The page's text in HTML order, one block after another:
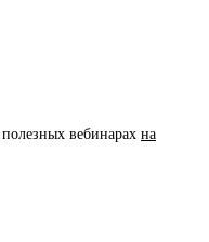
вебинарах на